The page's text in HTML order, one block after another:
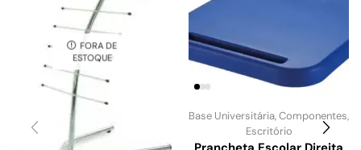
FORA DE
ESTOQUE
Base Universitária,Componentes,
Escritório